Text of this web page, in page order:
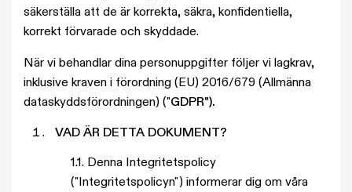
säkerställa att de är korrekta, säkra, konfidentiella,
korrekt förvarade och skyddade.
När vi behandlar dina personuppgifter följer vi lagkrav,
inklusive kraven i förordning (EU) 2016/679 (Allmänna
dataskyddsförordningen) ("GDPR").
VAD ÄR DETTA DOKUMENT?
1.1. Denna Integritetspolicy
("Integritetspolicyn") informerar dig om våra